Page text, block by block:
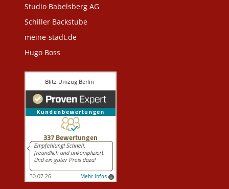
Studio Babelsberg AG
Schiller Backstube
meine-stadt.de
Hugo Boss